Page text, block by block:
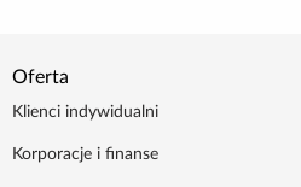
Oferta
Klienci indywidualni
Korporacje i finanse